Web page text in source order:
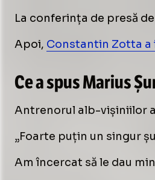
La conferința de presă
Apoi, Constantin Zotta a
Ce a spus Marius
Antrenorul alb-vișiniilor
„Foarte puțin un singur
Am încercat să le dau